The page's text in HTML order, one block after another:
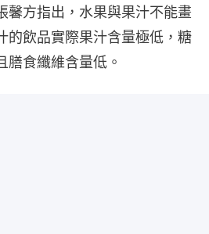
馨方指出，水果與果汁不能畫
的飲品實際果汁含量極低，糖
膳食纖維含量低。